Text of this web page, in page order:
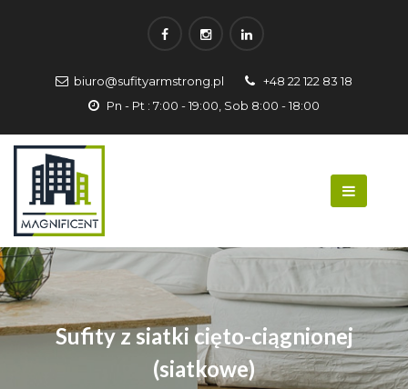
biuro@sufityarmstrong.pl
+48 22 122 83 18
Pn - Pt : 7:00 - 19:00, Sob 8:00 - 18:00
Sufity z siatki cięto-ciągnionej
(siatkowe)